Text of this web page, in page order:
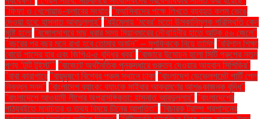
"ফিফা ও খেলোয়াড়-ক্লাবের সংঘাত "ফ্যাসিবাদের পক্ষে লিখতে ব্যবহৃত কলম ভেঙে
দেওয়া হবে: হাসনাত আবদুল্লাহ" "বইমেলায় ‘মবের’ মতো উসকানিমূলক পরিস্থিতি কেন
সৃষ্টি হলো "বঙ্গোপসাগরে মাছ ধরার সময় মিয়ানমারের নৌবাহিনীর হাতে আটক ৫৬ জেলে"
"বছরের পর বছর মনে রাখা হবে তোমার অর্জন" – মুশফিককে নিয়ে তামিম "বরিশাল শিক্ষা
বোর্ডে পাসের হার এবং জিপিএ-৫ বৃদ্ধির খবর" "বাজারে উন্মোচন হলো সিটি গ্রুপের নতুন
পণ্য ‘টুটি টুইস্ট’" "বাজেটে অর্থনৈতিক পুনরুদ্ধারে গুরুত্ব দেওয়ার আহ্বান সিপিডির"
"বাবা কারাগারে "বায়ুদূষণে বিশ্বের পঞ্চম স্থানে ঢাকা "বাংলাদেশ ডেভেলপমেন্ট পার্টি পেল
নিবন্ধন সনদ" "বাংলাদেশ ব্যাংক: ব্যাংকে সাইবার আক্রমণের আশঙ্কাজনক বৃদ্ধি"
"বাংলাদেশে আওয়ামী লীগের অপ্রাসঙ্গিকতা: হাসনাত আবদুল্লাহ" "বাংলাদেশের
পাঠ্যবইতে মানচিত্র ও তথ্য বিষয়ে চীনের আপত্তি" "বিচারক ট্রাম্প প্রশাসনের